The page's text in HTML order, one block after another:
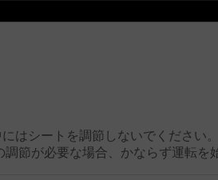
はシートを調節しないでください
調節が必要な場合、かならず運転を